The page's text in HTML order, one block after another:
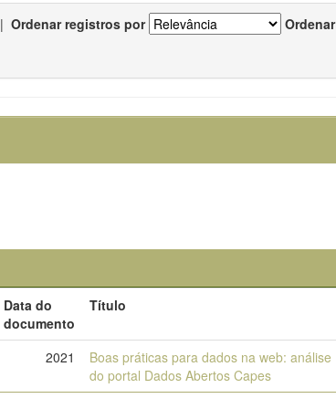
| Ordenar registros por Ordenar
Data do
documento
Título
2021
Boas práticas para dados na web: análise
do portal Dados Abertos Capes